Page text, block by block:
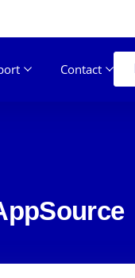
Contact